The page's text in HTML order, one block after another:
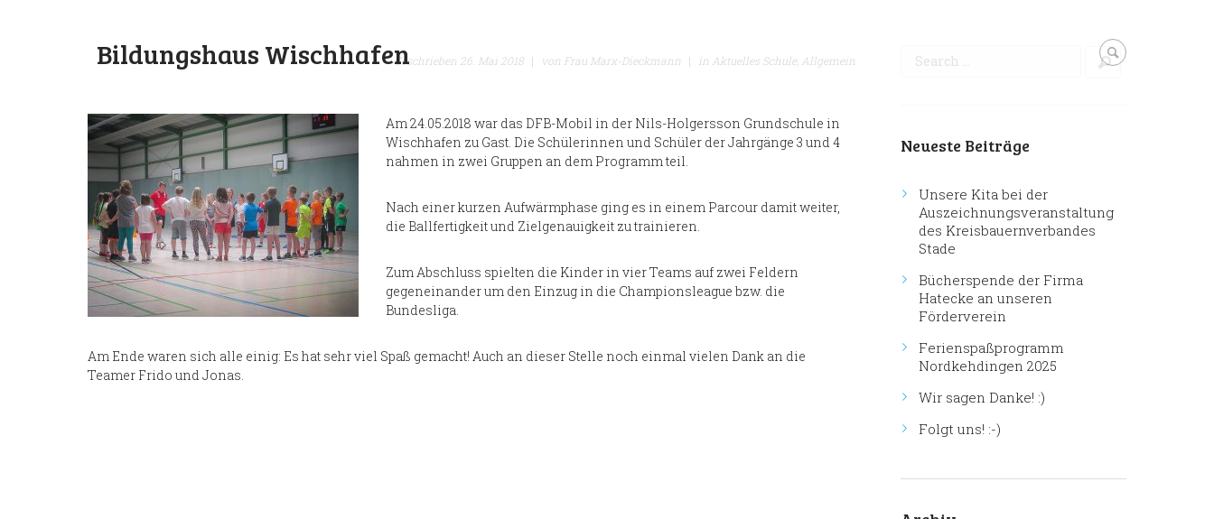
Bildungshaus WischhafenGeschrieben 26. Mai 2018 | von Frau Marx-Dieckmann | in Aktuelles Schule, Allgemein
Am 24.05.2018 war das DFB-Mobil in der Nils-Holgersson Grundschule in
Wischhafen zu Gast. Die Schülerinnen und Schüler der Jahrgänge 3 und 4
nahmen in zwei Gruppen an dem Programm teil.
Nach einer kurzen Aufwärmphase ging es in einem Parcour damit weiter,
die Ballfertigkeit und Zielgenauigkeit zu trainieren.
Zum Abschluss spielten die Kinder in vier Teams auf zwei Feldern
gegeneinander um den Einzug in die Championsleague bzw. die
Bundesliga.
Am Ende waren sich alle einig: Es hat sehr viel Spaß gemacht! Auch an dieser Stelle noch einmal vielen Dank an die
Teamer Frido und Jonas.
Neueste Beiträge
Unsere Kita bei der
Auszeichnungsveranstaltung
des Kreisbauernverbandes
Stade
Bücherspende der Firma
Hatecke an unseren
Förderverein
Ferienspaßprogramm
Nordkehdingen 2025
Wir sagen Danke! :)
Folgt uns! :-)